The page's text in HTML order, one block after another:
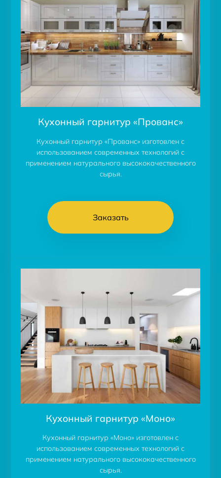
Кухонный гарнитур «Прованс»
Кухонный гарнитур «Прованс» изготовлен с
использованием современных технологий с
применением натурального высококачественного
сырья.
Заказать
Кухонный гарнитур «Моно»
Кухонный гарнитур «Моно» изготовлен с
использованием современных технологий с
применением натурального высококачественного
сырья.